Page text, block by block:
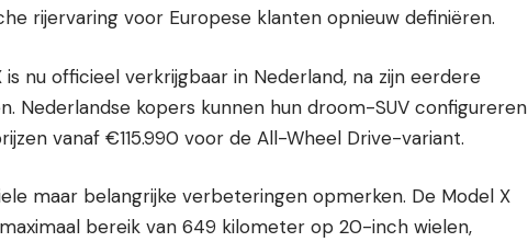
rijervaring voor Europese klanten opnieuw definiëren.
nu officieel verkrijgbaar in Nederland, na zijn eerdere
Nederlandse kopers kunnen hun droom-SUV configureren
vanaf €115.990 voor de All-Wheel Drive-variant.
maar belangrijke verbeteringen opmerken. De Model X
bereik van 649 kilometer op 20-inch wielen,